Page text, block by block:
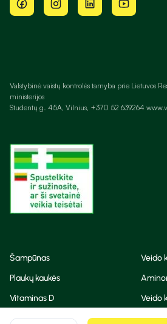
Valstybinė vaistų kontrolės tarnyba prie Lietuvos
ministerijos
Studentų g. 45A, Vilnius, +370 52 639264
Šampūnas
Veido
Plaukų kaukės
Vitaminas D
Veido
Korėjietiška kosmetika